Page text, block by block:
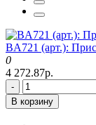
BA721 (арт.):
0
4 272.87р.
-
В корзину